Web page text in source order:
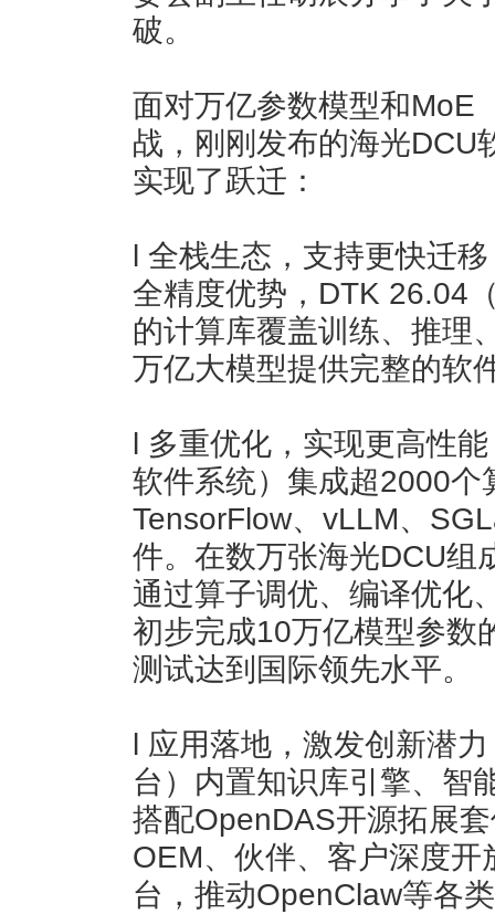
破。
面对万亿参数模型和MoE
战，刚刚发布的海光DCU
实现了跃迁：
l 全栈生态，支持更快迁
全精度优势，DTK 26.04
的计算库覆盖训练、推理
万亿大模型提供完整的软
l 多重优化，实现更高性
软件系统）集成超2000个
TensorFlow、vLLM、
件。在数万张海光DCU组
通过算子调优、编译优化
初步完成10万亿模型参数
测试达到国际领先水平。
l 应用落地，激发创新潜
台）内置知识库引擎、智
搭配OpenDAS开源拓展
OEM、伙伴、客户深度
台，推动OpenClaw等各